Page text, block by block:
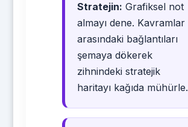
Stratejin: Grafiksel not
almayı dene. Kavramlar
arasındaki bağlantıları
şemaya dökerek
zihnindeki stratejik
haritayı kağıda mühürle.